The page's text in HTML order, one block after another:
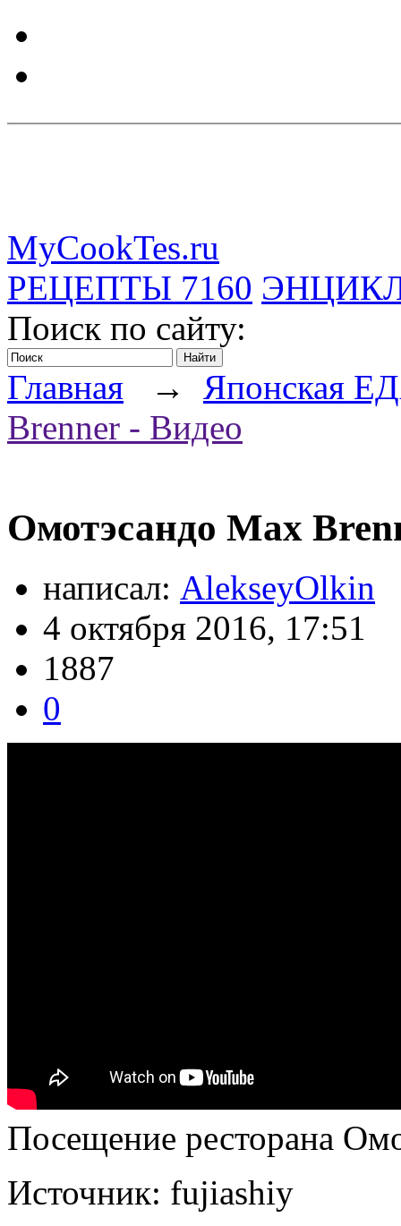
MyCookTes.ru
РЕЦЕПТЫ 7160
Поиск по сайту:
Главная → Японская
Brenner - Видео
Омотэсандо Max
написал: AlekseyOlkin
4 октября 2016, 17:51
1887
0
Посещение ресторана
Источник: fujiashiy